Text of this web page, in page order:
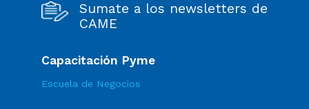
Sumate a los newsletters de
CAME
Capacitación Pyme
Escuela de Negocios